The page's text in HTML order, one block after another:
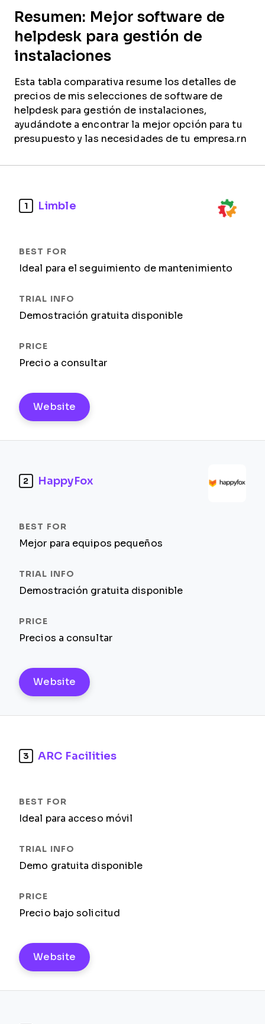
Resumen: Mejor software de
helpdesk para gestión de
instalaciones
Esta tabla comparativa resume los detalles de
precios de mis selecciones de software de
helpdesk para gestión de instalaciones,
ayudándote a encontrar la mejor opción para tu
presupuesto y las necesidades de tu empresa.rn
1 Limble
Ideal para el seguimiento de mantenimiento
Demostración gratuita disponible
Precio a consultar
Website
2 HappyFox
Mejor para equipos pequeños
Demostración gratuita disponible
Precios a consultar
Website
3 ARC Facilities
Ideal para acceso móvil
Demo gratuita disponible
Precio bajo solicitud
Website